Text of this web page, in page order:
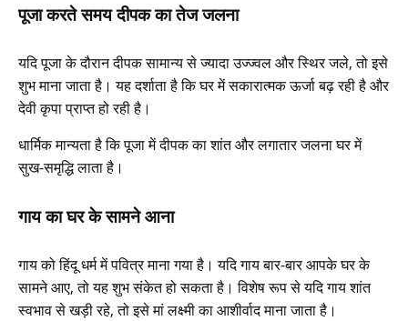
पूजा करते समय दीपक का तेज जलना
यदि पूजा के दौरान दीपक सामान्य से ज्यादा उज्ज्वल और स्थिर जले, तो इसे
शुभ माना जाता है। यह दर्शाता है कि घर में सकारात्मक ऊर्जा बढ़ रही है और
देवी कृपा प्राप्त हो रही है।
धार्मिक मान्यता है कि पूजा में दीपक का शांत और लगातार जलना घर में
सुख-समृद्धि लाता है।
गाय का घर के सामने आना
गाय को हिंदू धर्म में पवित्र माना गया है। यदि गाय बार-बार आपके घर के
सामने आए, तो यह शुभ संकेत हो सकता है। विशेष रूप से यदि गाय शांत
स्वभाव से खड़ी रहे, तो इसे मां लक्ष्मी का आशीर्वाद माना जाता है।